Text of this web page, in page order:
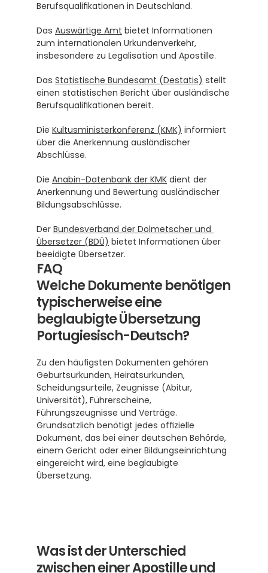
Berufsqualifikationen in Deutschland.
Das Auswärtige Amt bietet Informationen
zum internationalen Urkundenverkehr,
insbesondere zu Legalisation und Apostille.
Das Statistische Bundesamt (Destatis) stellt
einen statistischen Bericht über ausländische
Berufsqualifikationen bereit.
Die Kultusministerkonferenz (KMK) informiert
über die Anerkennung ausländischer
Abschlüsse.
Die Anabin-Datenbank der KMK dient der
Anerkennung und Bewertung ausländischer
Bildungsabschlüsse.
Der Bundesverband der Dolmetscher und
Übersetzer (BDÜ) bietet Informationen über
beeidigte Übersetzer.
FAQ
Welche Dokumente benötigen
typischerweise eine
beglaubigte Übersetzung
Portugiesisch-Deutsch?
Zu den häufigsten Dokumenten gehören
Geburtsurkunden, Heiratsurkunden,
Scheidungsurteile, Zeugnisse (Abitur,
Universität), Führerscheine,
Führungszeugnisse und Verträge.
Grundsätzlich benötigt jedes offizielle
Dokument, das bei einer deutschen Behörde,
einem Gericht oder einer Bildungseinrichtung
eingereicht wird, eine beglaubigte
Übersetzung.
Was ist der Unterschied
zwischen einer Apostille und